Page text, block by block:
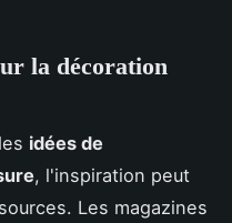
la décoration
idées de
, l'inspiration peut
Les magazines